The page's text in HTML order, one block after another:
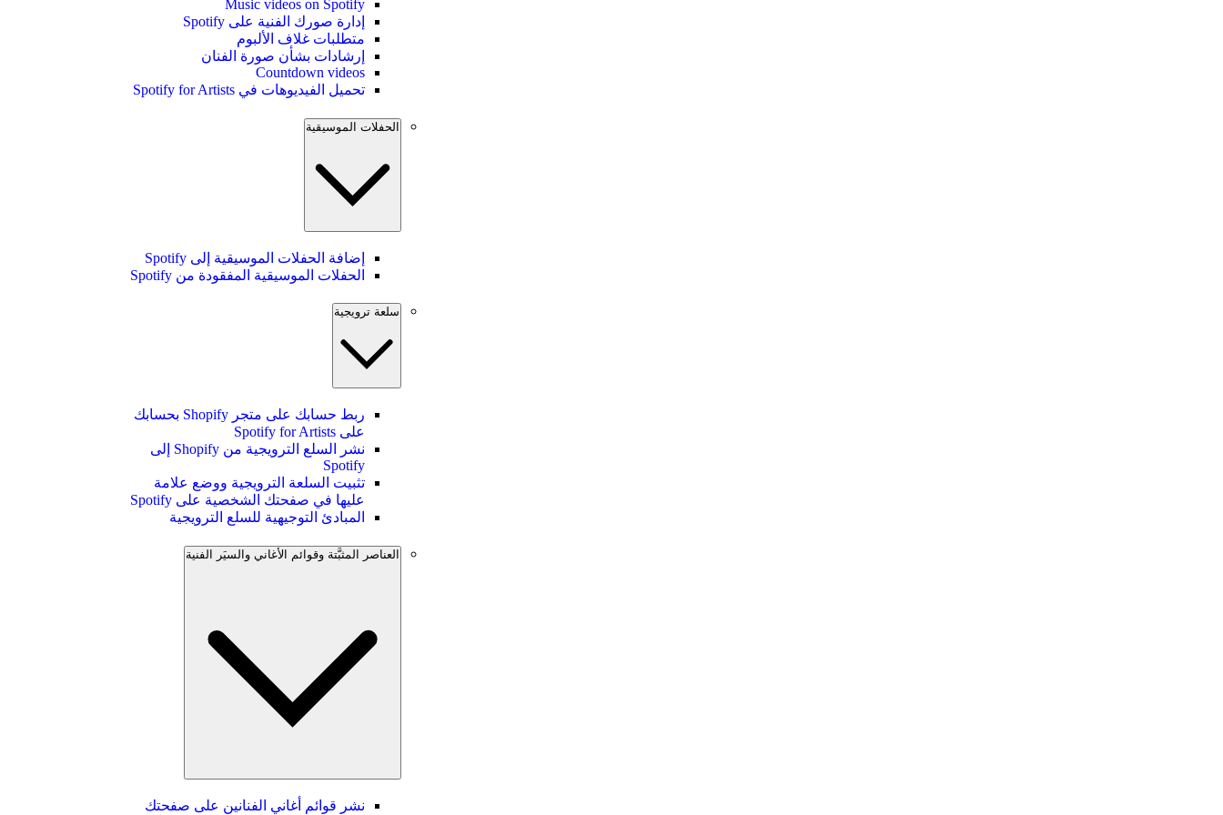
Music videos on Spotify
إدارة صورك الفنية على Spotify
متطلبات غلاف الألبوم
إرشادات بشأن صورة الفنان
Countdown videos
تحميل الفيديوهات في Spotify for Artists
الحفلات الموسيقية
إضافة الحفلات الموسيقية إلى Spotify
الحفلات الموسيقية المفقودة من Spotify
سلعة ترويجية
ربط حسابك على متجر Shopify بحسابك
على Spotify for Artists
نشر السلع الترويجية من Shopify إلى
Spotify
تثبيت السلعة الترويجية ووضع علامة
عليها في صفحتك الشخصية على Spotify
المبادئ التوجيهية للسلع الترويجية
العناصر المثبَّتة وقوائم الأغاني والسيَر الفنية
نشر قوائم أغاني الفنانين على صفحتك